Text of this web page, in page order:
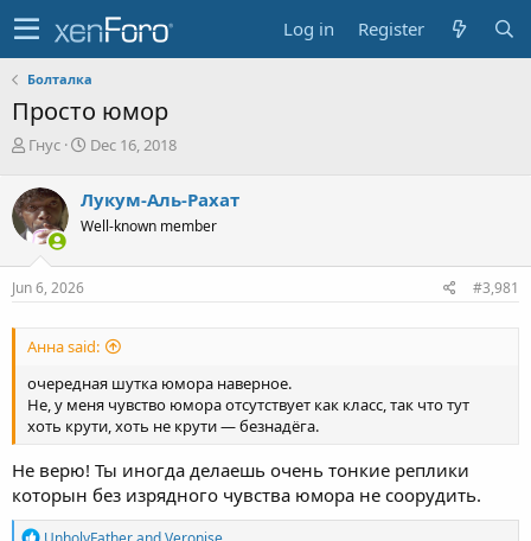
Log in Register
Болталка
Просто юмор
T
r
e
a
s
t
t
e
r
Гнус
S
r
t
a
Dec 16, 2018
Лукум-Аль-Рахат
Well-known member
Jun 6, 2026 #3,981
Анна said:
очередная шутка юмора наверное.
Не, у меня чувство юмора отсутствует как класс, так что тут
хоть крути, хоть не крути — безнадёга.
Не верю! Ты иногда делаешь очень тонкие реплики
которын без изрядного чувства юмора не соорудить.
R